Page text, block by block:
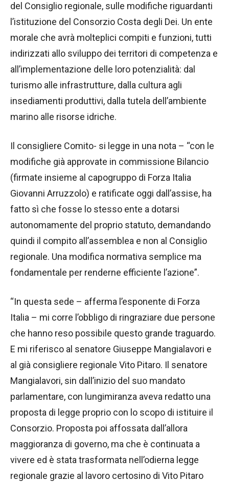
del Consiglio regionale, sulle modifiche riguardanti
l’istituzione del Consorzio Costa degli Dei. Un ente
morale che avrà molteplici compiti e funzioni, tutti
indirizzati allo sviluppo dei territori di competenza e
all’implementazione delle loro potenzialità: dal
turismo alle infrastrutture, dalla cultura agli
insediamenti produttivi, dalla tutela dell’ambiente
marino alle risorse idriche.
Il consigliere Comito- si legge in una nota – “con le
modifiche già approvate in commissione Bilancio
(firmate insieme al capogruppo di Forza Italia
Giovanni Arruzzolo) e ratificate oggi dall’assise, ha
fatto sì che fosse lo stesso ente a dotarsi
autonomamente del proprio statuto, demandando
quindi il compito all’assemblea e non al Consiglio
regionale. Una modifica normativa semplice ma
fondamentale per renderne efficiente l’azione”.
“In questa sede – afferma l’esponente di Forza
Italia – mi corre l’obbligo di ringraziare due persone
che hanno reso possibile questo grande traguardo.
E mi riferisco al senatore Giuseppe Mangialavori e
al già consigliere regionale Vito Pitaro. Il senatore
Mangialavori, sin dall’inizio del suo mandato
parlamentare, con lungimiranza aveva redatto una
proposta di legge proprio con lo scopo di istituire il
Consorzio. Proposta poi affossata dall’allora
maggioranza di governo, ma che è continuata a
vivere ed è stata trasformata nell’odierna legge
regionale grazie al lavoro certosino di Vito Pitaro